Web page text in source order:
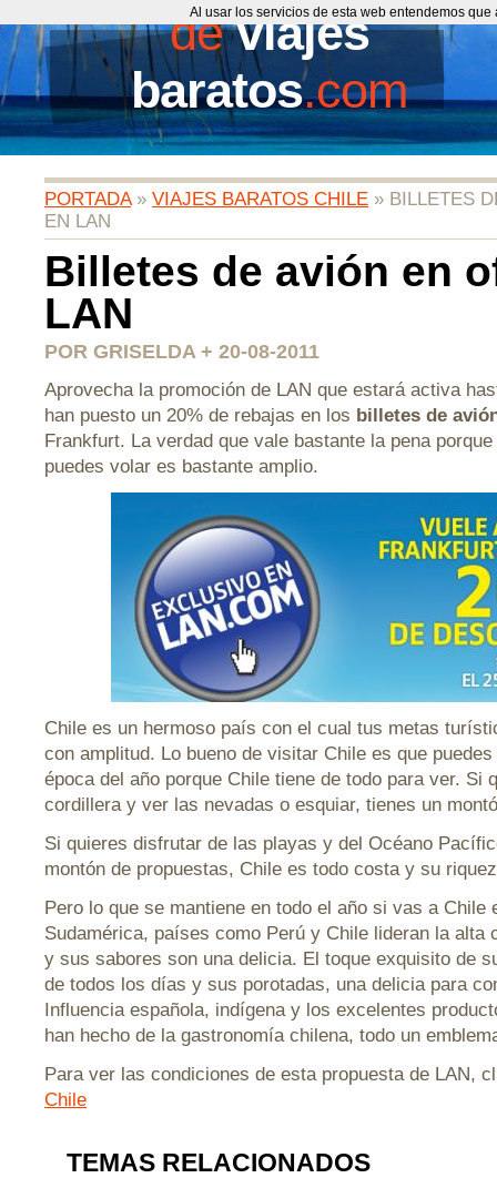
deviajes
baratos.com
PORTADA» VIAJES BARATOS CHILE » BILLETES
EN LAN
Billetes de avión en
LAN
POR GRISELDA + 20-08-2011
Aprovecha la promoción de LAN que estará activa
han puesto un 20% de rebajas en los billetes de
Frankfurt. La verdad que vale bastante la pena
puedes volar es bastante amplio.
Chile es un hermoso país con el cual tus metas
con amplitud. Lo bueno de visitar Chile es que
época del año porque Chile tiene de todo para ver. Si
cordillera y ver las nevadas o esquiar, tienes un
Si quieres disfrutar de las playas y del Océano
montón de propuestas, Chile es todo costa y su
Pero lo que se mantiene en todo el año si vas a Chile
Sudamérica, países como Perú y Chile lideran la alta
y sus sabores son una delicia. El toque exquisito de
de todos los días y sus porotadas, una delicia para
Influencia española, indígena y los excelentes
han hecho de la gastronomía chilena, todo un
Para ver las condiciones de esta propuesta de LAN,
Chile
TEMAS RELACIONADOS
Al usar los servicios de esta web entendemos